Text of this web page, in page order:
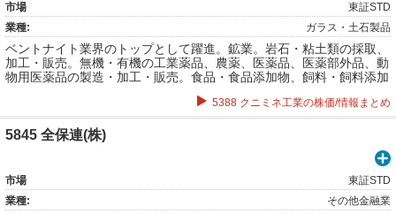
市場
東証STD
業種:
ガラス・土石製品
ベントナイト業界のトップとして躍進。鉱業。岩石・粘土類の採取、
加工・販売。無機・有機の工業薬品、農薬、医薬品、医薬部外品、動
物用医薬品の製造・加工・販売。食品・食品添加物、飼料・飼料添加
製造・販売・施工・運営。粉粒体・鋳造・土木用機器装置等に関連す
5388 クニミネ工業の株価/情報まとめ
5845 全保連(株)
市場
東証STD
業種:
その他金融業